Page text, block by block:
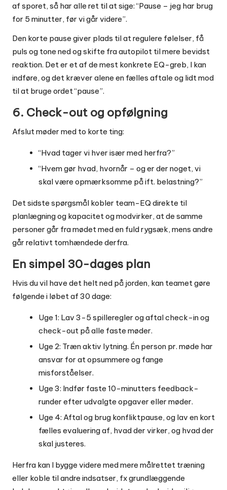
af sporet, så har alle ret til at sige: “Pause – jeg har brug
for 5 minutter, før vi går videre”.
Den korte pause giver plads til at regulere følelser, få
puls og tone ned og skifte fra autopilot til mere bevidst
reaktion. Det er et af de mest konkrete EQ-greb, I kan
indføre, og det kræver alene en fælles aftale og lidt mod
til at bruge ordet “pause”.
6. Check-out og opfølgning
Afslut møder med to korte ting:
“Hvad tager vi hver især med herfra?”
“Hvem gør hvad, hvornår – og er der noget, vi
skal være opmærksomme på ift. belastning?”
Det sidste spørgsmål kobler team-EQ direkte til
planlægning og kapacitet og modvirker, at de samme
personer går fra mødet med en fuld rygsæk, mens andre
går relativt tomhændede derfra.
En simpel 30-dages plan
Hvis du vil have det helt ned på jorden, kan teamet gøre
følgende i løbet af 30 dage:
Uge 1: Lav 3-5 spilleregler og aftal check-in og
check-out på alle faste møder.
Uge 2: Træn aktiv lytning. Én person pr. møde har
ansvar for at opsummere og fange
misforståelser.
Uge 3: Indfør faste 10-minutters feedback-
runder efter udvalgte opgaver eller møder.
Uge 4: Aftal og brug konfliktpause, og lav en kort
fælles evaluering af, hvad der virker, og hvad der
skal justeres.
Herfra kan I bygge videre med mere målrettet træning
eller koble til andre indsatser, fxgrundlæggende